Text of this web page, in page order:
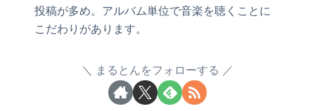
投稿が多め。アルバム単位で音楽を聴くことに
こだわりがあります。
まるとんをフォローする